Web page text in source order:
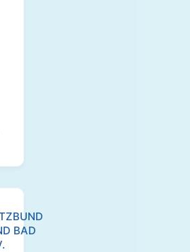
BAD